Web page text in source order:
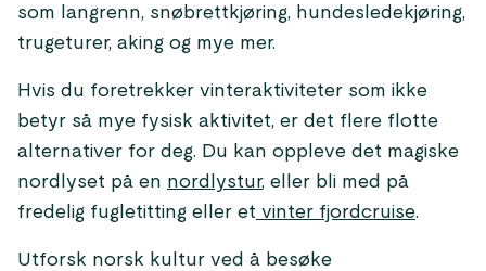
som langrenn, snøbrettkjøring, hundesledekjøring,
trugeturer, aking og mye mer.
Hvis du foretrekker vinteraktiviteter som ikke
betyr så mye fysisk aktivitet, er det flere flotte
alternativer for deg. Du kan oppleve det magiske
nordlyset på en nordlystur, eller bli med på
fredelig fugletitting eller et vinter fjordcruise.
Utforsk norsk kultur ved å besøke